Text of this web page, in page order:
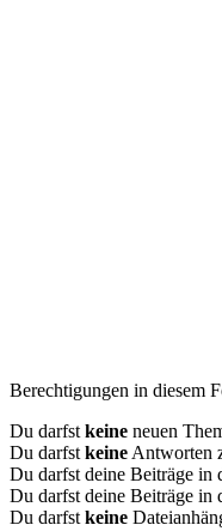
Berechtigungen in diesem
Du darfst keine neuen
Du darfst keine Antworten
Du darfst deine Beiträge in
Du darfst deine Beiträge in
Du darfst keine